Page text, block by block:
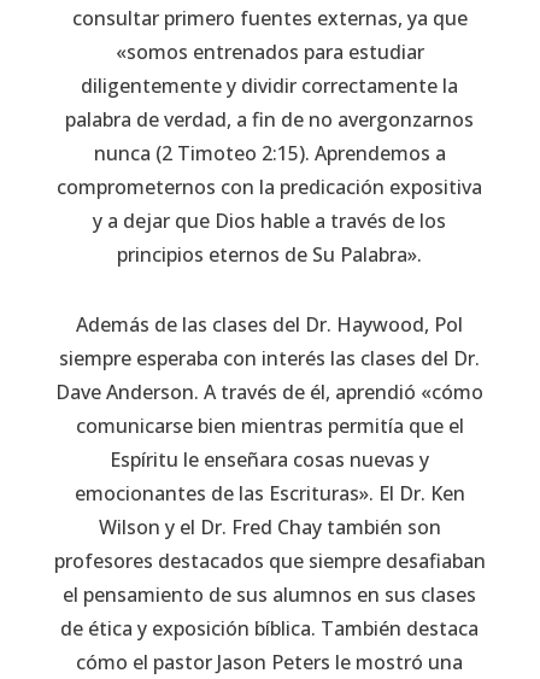
consultar primero fuentes externas, ya que
«somos entrenados para estudiar
diligentemente y dividir correctamente la
palabra de verdad, a fin de no avergonzarnos
nunca (2 Timoteo 2:15). Aprendemos a
comprometernos con la predicación expositiva
y a dejar que Dios hable a través de los
principios eternos de Su Palabra».
Además de las clases del Dr. Haywood, Pol
siempre esperaba con interés las clases del Dr.
Dave Anderson. A través de él, aprendió «cómo
comunicarse bien mientras permitía que el
Espíritu le enseñara cosas nuevas y
emocionantes de las Escrituras». El Dr. Ken
Wilson y el Dr. Fred Chay también son
profesores destacados que siempre desafiaban
el pensamiento de sus alumnos en sus clases
de ética y exposición bíblica. También destaca
cómo el pastor Jason Peters le mostró una